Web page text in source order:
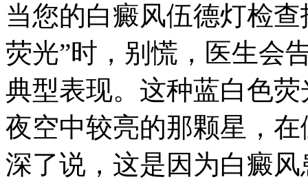
当您的白癜风伍德灯检
荧光”时，别慌，医生会
典型表现。这种蓝白色
夜空中较亮的那颗星，
深了说，这是因为白癜